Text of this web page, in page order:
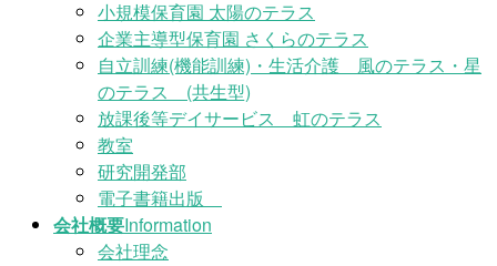
小規模保育園 太陽のテラス
企業主導型保育園 さくらのテラス
自立訓練(機能訓練)・生活介護 風のテラス・星
のテラス (共生型)
放課後等デイサービス 虹のテラス
教室
研究開発部
電子書籍出版
会社概要Information
会社理念